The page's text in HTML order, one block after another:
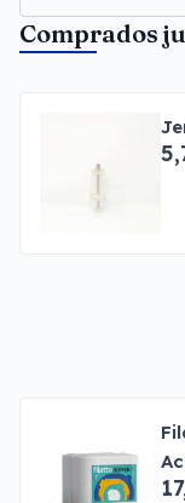
Comprados